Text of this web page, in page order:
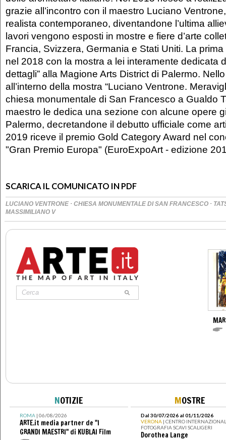
grazie all’incontro con il maestro Luciano
realista contemporaneo, diventandone l’ultima
lavori vengono esposti in mostre e fiere d’arte
Francia, Svizzera, Germania e Stati Uniti. La
nel 2018 con la mostra a lei interamente dedicata
dettagli” alla Magione Arts District di Palermo.
all’interno della mostra “Luciano Ventrone.
chiesa monumentale di San Francesco a Gualdo
maestro le dedica una sezione con alcune opere
Palermo, decretandone il debutto ufficiale come
2019 riceve il premio Gold Category Award nel
"Gran Premio Europa" (EuroExpoArt - edizione
SCARICA IL COMUNICATO IN PDF
LUCIANO VENTRONE · CHIESA MONUMENTALE DI SAN FRANCESCO ·
MASSIMILIANO V
NOTIZIE
ROMA| 06/08/2026
ARTE.it media partner de "I
GRANDI MAESTRI" di KUBLAI Film
MOSTRE
Dal 30/07/2026 al 01/11/2026
VERONA | CENTRO
FOTOGRAFIA SCAVI SCALIGERI
Dorothea Lange